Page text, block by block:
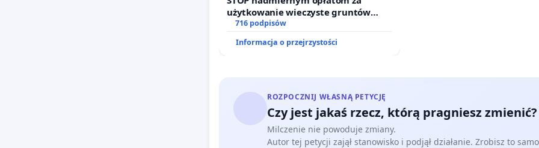
użytkowanie wieczyste gruntów
zajmowanych przez rodzinne ogrody
716 podpisów
Informacja o przejrzystości
ROZPOCZNIJ WŁASNĄ PETYCJĘ
Czy jest jakaś rzecz, którą pragniesz zmienić?
Milczenie nie powoduje zmiany.
Autor tej petycji zajął stanowisko i podjął działanie. Zrobisz to